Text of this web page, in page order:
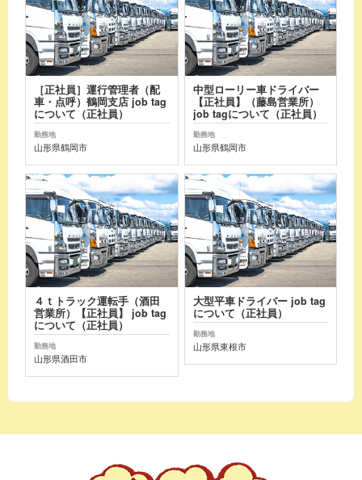
［正社員］運行管理者（配
車・点呼）鶴岡支店 job tag
について（正社員）
勤務地
山形県鶴岡市
中型ローリー車ドライバー
【正社員】（藤島営業所）
job tagについて（正社員）
勤務地
山形県鶴岡市
４ｔトラック運転手（酒田
営業所）【正社員】 job tag
について（正社員）
勤務地
山形県酒田市
大型平車ドライバー job tag
について（正社員）
勤務地
山形県東根市